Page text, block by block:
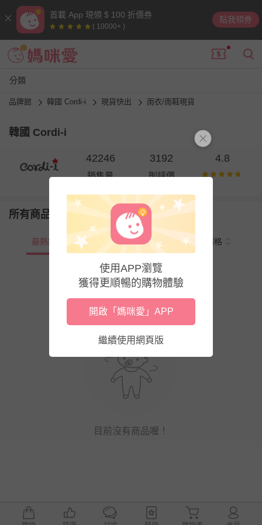
首載 App 現領 $ 100 折價券
( 10000+ )
點我領券
分類
品牌館 韓國 Cordi-i 現貨快出 雨衣/雨鞋現貨
韓國 Cordi-i
42246
銷售量
3192
則評價
4.8
所有商品
最熱銷 新上市 價格
目前沒有商品喔！
使用APP瀏覽
獲得更順暢的購物體驗
開啟「媽咪愛」APP
繼續使用網頁版